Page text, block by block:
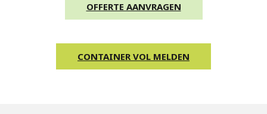
OFFERTE AANVRAGEN
CONTAINER VOL MELDEN